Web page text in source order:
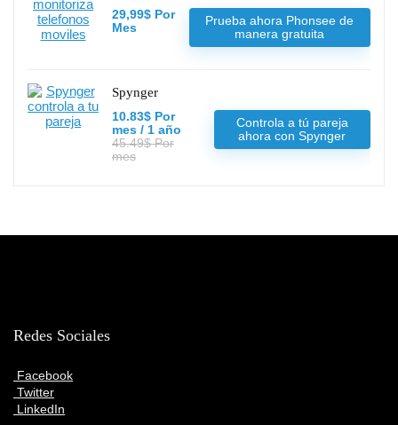
29,99$ Por
Mes
Prueba ahora Phonsee de
manera gratuita
Spynger
10.83$ Por
mes / 1 año
45.49$ Por
mes
Controla a tú pareja
ahora con Spynger
Redes Sociales
Facebook
Twitter
LinkedIn